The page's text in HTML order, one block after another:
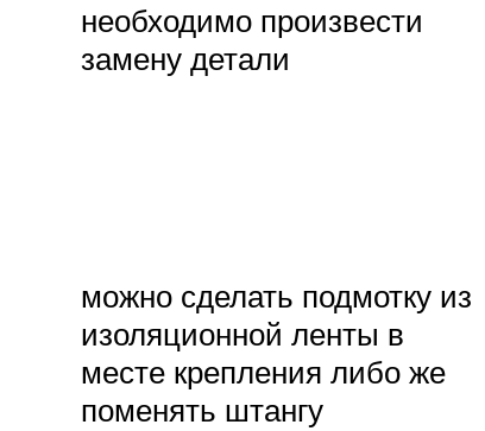
необходимо произвести
замену детали
можно сделать подмотку из
изоляционной ленты в
месте крепления либо же
поменять штангу